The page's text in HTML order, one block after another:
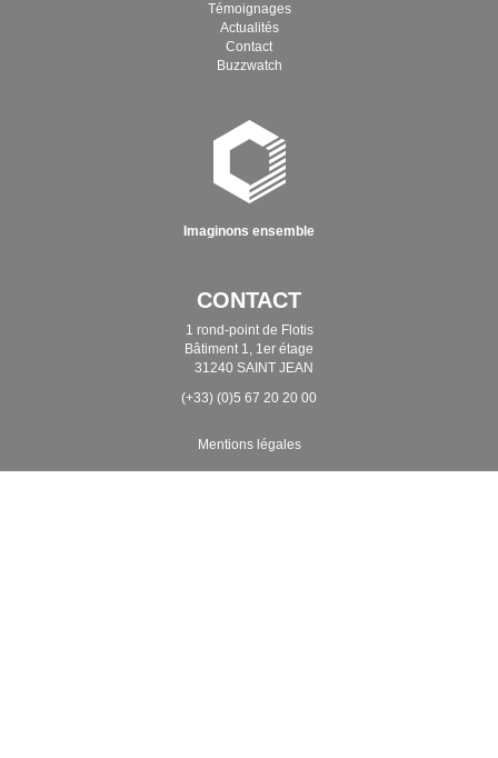
Témoignages
Actualités
Contact
Buzzwatch
Imaginons ensemble
CONTACT
1 rond-point de Flotis
Bâtiment 1, 1er étage
31240 SAINT JEAN
(+33) (0)5 67 20 20 00
Mentions légales